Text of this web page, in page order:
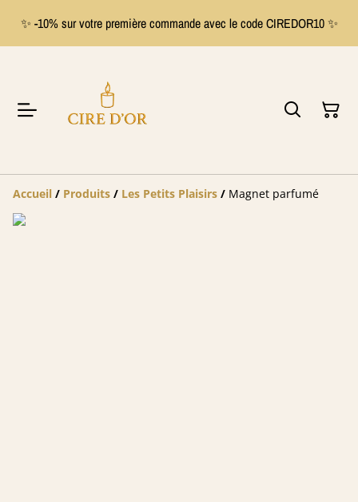
✨ -10% sur votre première commande avec le code CIREDOR10 ✨
Accueil / Produits / Les Petits Plaisirs / Magnet parfumé